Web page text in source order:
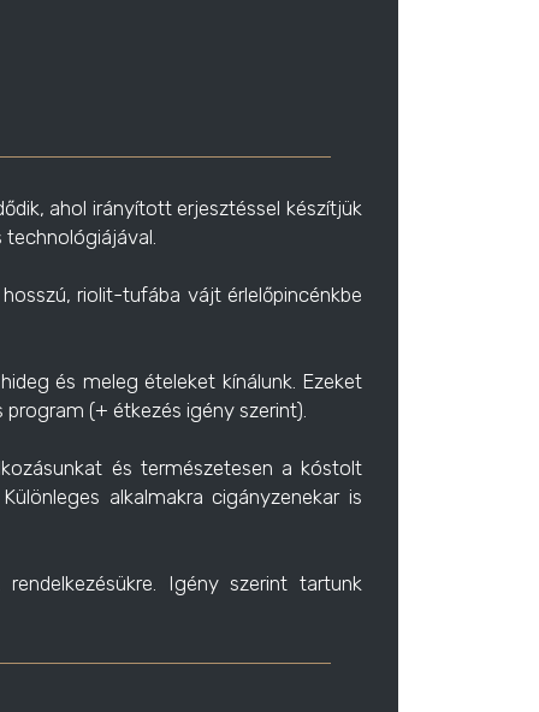
ahol irányított erjesztéssel készítjük
technológiájával.
riolit-tufába vájt érlelőpincénkbe
és meleg ételeket kínálunk. Ezeket
(+ étkezés igény szerint).
és természetesen a kóstolt
alkalmakra cigányzenekar is
Igény szerint tartunk